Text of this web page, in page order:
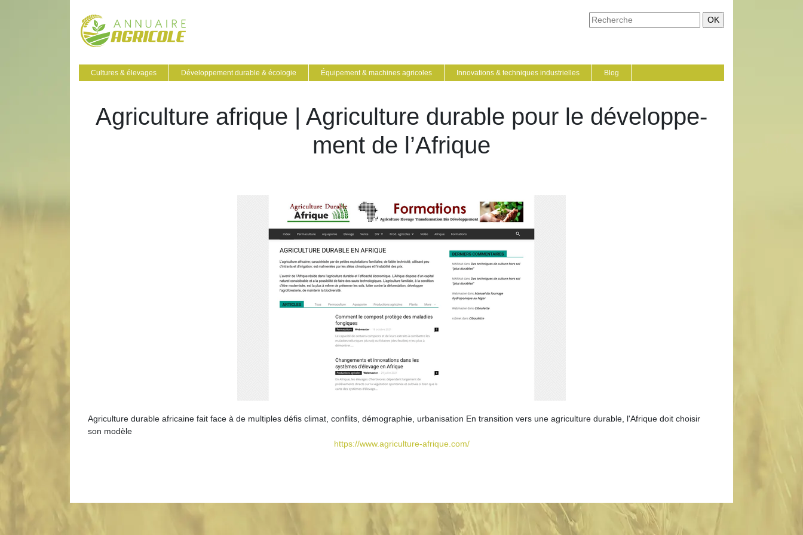
Cultures & élevages Développement durable & écologie Équipement & machines agricoles Innovations & techniques industrielles Blog
Agriculture afrique | Agriculture durable pour le dévelop­pe­
ment de l’Afrique
Agriculture durable africaine fait face à de multiples défis climat, conflits, démographie, urbanisation En transition vers une agriculture durable, l'Afrique doit choisir
son modèle
https://www.agriculture-afrique.com/